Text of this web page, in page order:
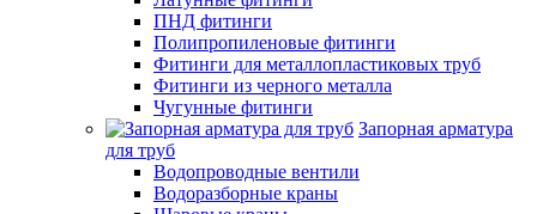
ПНД фитинги
Полипропиленовые фитинги
Фитинги для металлопластиковых труб
Фитинги из черного металла
Чугунные фитинги
Запорная арматура
для труб
Водопроводные вентили
Водоразборные краны